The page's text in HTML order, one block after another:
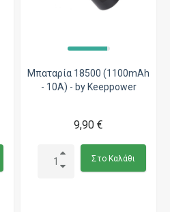
Μπαταρία 18500 (1100mAh
- 10A) - by Keeppower
9,90 €
Στο Καλάθι